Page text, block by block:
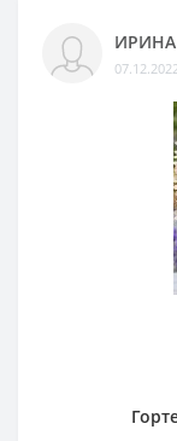
ИРИНА
07.12.2022